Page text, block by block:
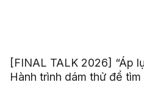
[FINAL TALK 2026] “Áp
Hành trình dám thử để